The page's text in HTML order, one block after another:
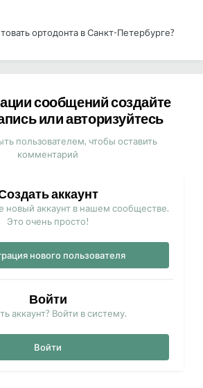
ортодонта в Санкт-Петербурге?
сообщений создайте
или авторизуйтесь
пользователем, чтобы оставить
комментарий
аккаунт
новый аккаунт в нашем сообществе.
Это очень просто!
нового пользователя
Войти
аккаунт? Войти в систему.
Войти